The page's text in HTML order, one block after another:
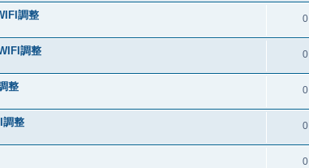
調整 0
調整 0
整 0
調整 0
0